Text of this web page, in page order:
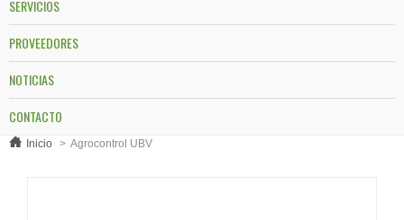
SERVICIOS
PROVEEDORES
NOTICIAS
CONTACTO
Inicio > Agrocontrol UBV